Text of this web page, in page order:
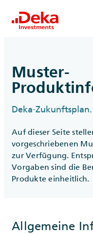
Muster-
Deka-Zukunftsplan.
Auf dieser Seite
vorgeschriebenen
zur Verfügung.
Vorgaben sind die
Produkte einheitlich.
Allgemeine